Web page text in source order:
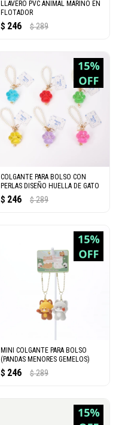
LLAVERO PVC ANIMAL MARINO EN
FLOTADOR
$ 246 $ 289
COLGANTE PARA BOLSO CON
PERLAS DISEÑO HUELLA DE GATO
$ 246 $ 289
MINI COLGANTE PARA BOLSO
(PANDAS MENORES GEMELOS)
$ 246 $ 289